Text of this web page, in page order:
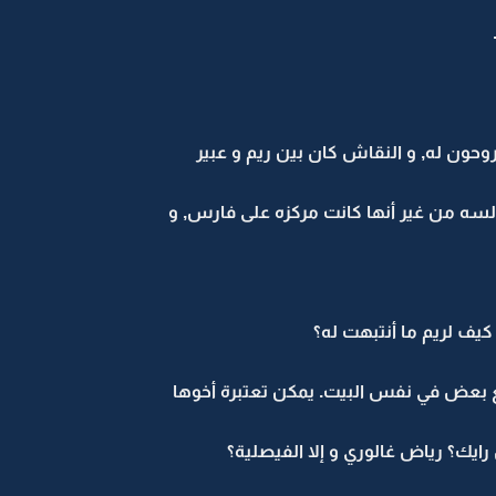
له, و النقاش كان بين ريم و عبير
من غير أنها كانت مركزه على فارس, و
لريم ما أنتبهت له؟
في نفس البيت. يمكن تعتبرة أخوها
رياض غالوري و إلا الفيصلية؟